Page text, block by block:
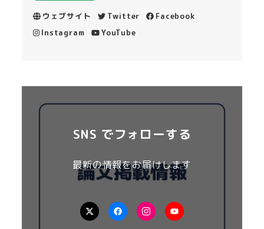
ウェブサイト Twitter
Facebook
Instagram
YouTube
SNS でフォローする
最新の情報をお届けします
X FacebookInstagramYouTube